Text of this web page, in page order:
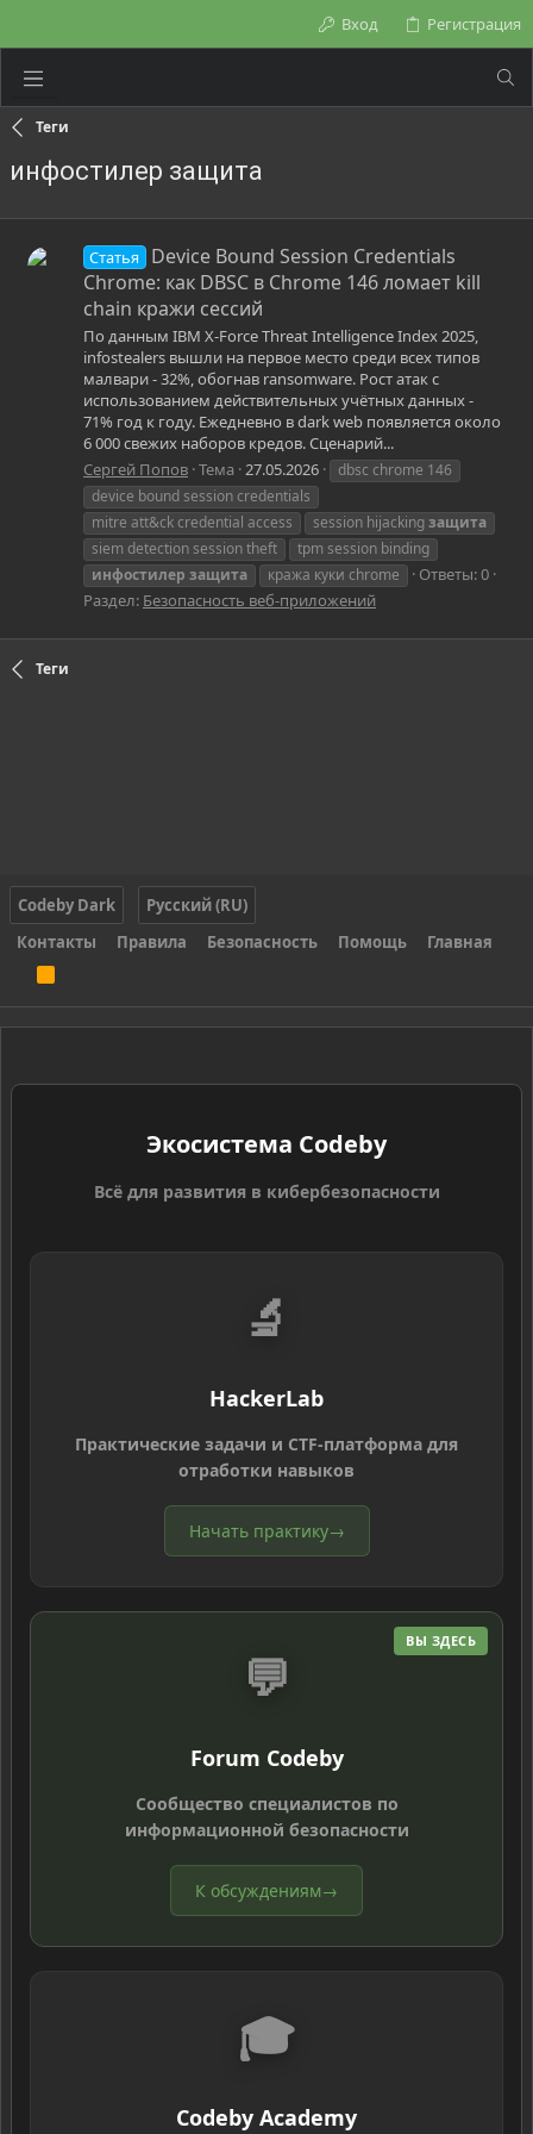
Вход Регистрация
Теги
инфостилер защита
Статья
Device Bound Session Credentials
Chrome: как DBSC в Chrome 146 ломает kill
chain кражи сессий
По данным IBM X-Force Threat Intelligence Index 2025,
infostealers вышли на первое место среди всех типов
малвари - 32%, обогнав ransomware. Рост атак с
использованием действительных учётных данных -
71% год к году. Ежедневно в dark web появляется около
6 000 свежих наборов кредов. Сценарий...
Сергей Попов Тема 27.05.2026
dbsc chrome 146
device bound session credentials
mitre att&ck credential access
session hijackingзащита
siem detection session theft
tpm session binding
инфостилер защита кража куки chrome
Ответы: 0
Раздел: Безопасность веб-приложений
Теги
Codeby Dark
Русский (RU)
Контакты
Правила Безопасность Помощь Главная
S
Экосистема Codeby
Всё для развития в кибербезопасности
🔬
HackerLab
Практические задачи и CTF-платформа для
отработки навыков
Начать практику→
ВЫ ЗДЕСЬ
💬
Forum Codeby
Сообщество специалистов по
информационной безопасности
К обсуждениям→
🎓
Codeby Academy